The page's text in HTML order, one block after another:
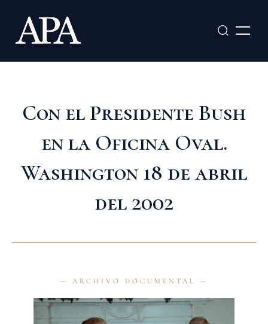
contenido
Con el Presidente Bush
en la Oficina Oval.
Washington 18 de abril
del 2002